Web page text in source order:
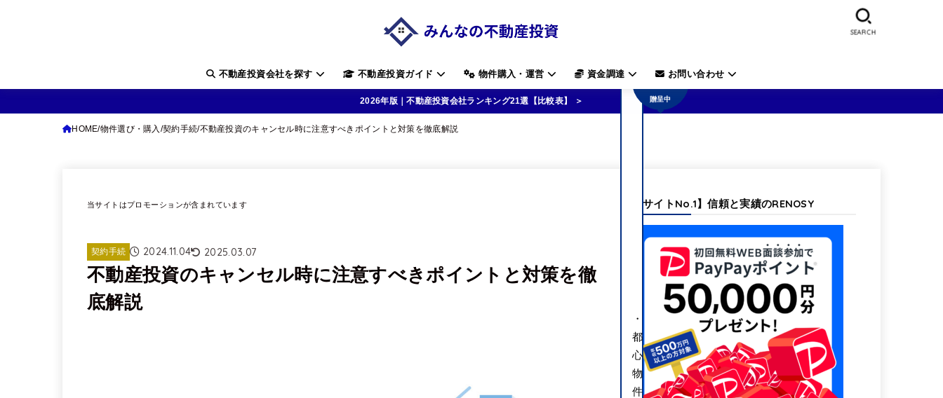
不動産投資会社を探す 不動産投資ガイド 物件購入・運営 資金調達 お問い合わせ
SEARCH
2026年版｜不動産投資会社ランキング21選【比較表】 ＞
HOME 物件選び・購入 契約手続 不動産投資のキャンセル時に注意すべきポイントと対策を徹底解説
当サイトはプロモーションが含まれています
契約手続 2024.11.04 2025.03.07
不動産投資のキャンセル時に注意すべきポイントと対策を徹
底解説
【当サイトNo.1】信頼と実績のRENOSY
子ギフ
贈呈中
・
都
心
物
件